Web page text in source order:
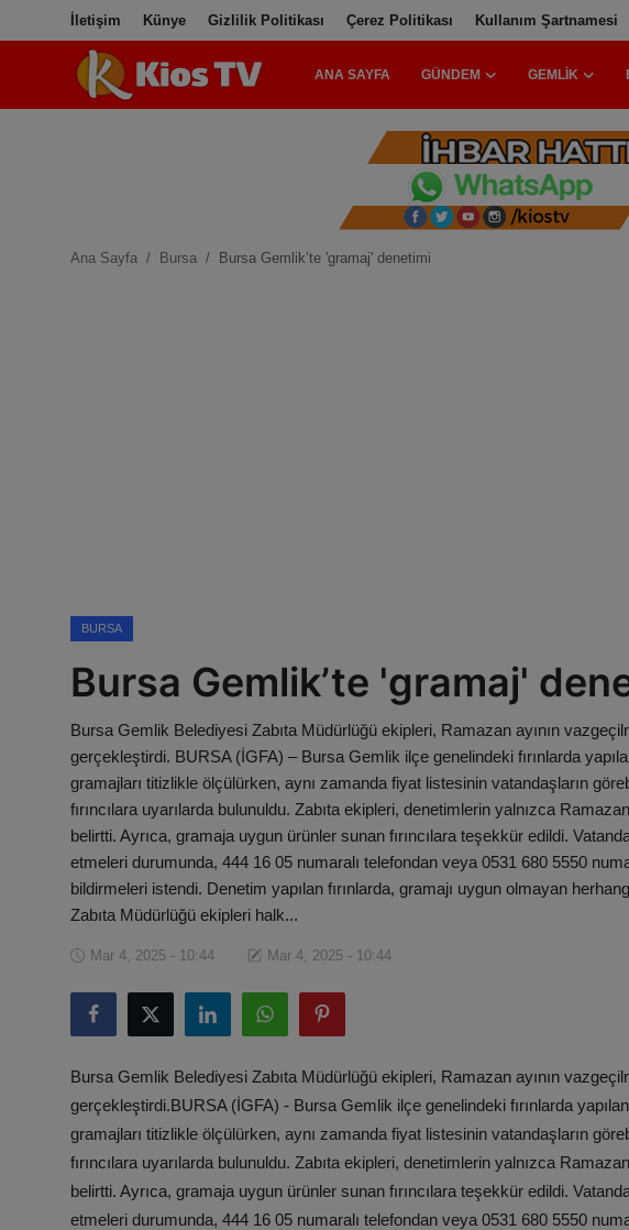
İletişim Künye Gizlilik Politikası Çerez Politikası Kullanım Şartnamesi
ANA SAYFA GÜNDEM GEMLIK
Gemlik
Köşe Yazıları
Gizlilik Politikası
Çerez Politikası
Kullanım Şartnamesi
Veri Politikası
Ana Sayfa Bursa Bursa Gemlik’te 'gramaj' denetimi
BURSA
Bursa Gemlik’te 'gramaj'
Bursa Gemlik Belediyesi Zabıta Müdürlüğü ekipleri, Ramazan ayının
gerçekleştirdi. BURSA (İGFA) – Bursa Gemlik ilçe genelindeki fırınlarda
gramajları titizlikle ölçülürken, aynı zamanda fiyat listesinin vatandaşların
fırıncılara uyarılarda bulunuldu. Zabıta ekipleri, denetimlerin yalnızca
belirtti. Ayrıca, gramaja uygun ürünler sunan fırıncılara teşekkür edildi.
etmeleri durumunda, 444 16 05 numaralı telefondan veya 0531 680 5550
bildirmeleri istendi. Denetim yapılan fırınlarda, gramajı uygun olmayan
Zabıta Müdürlüğü ekipleri halk...
Mar 4, 2025 - 10:44 Mar 4, 2025 - 10:44
Bursa Gemlik Belediyesi Zabıta Müdürlüğü ekipleri, Ramazan ayının
gerçekleştirdi.BURSA (İGFA) - Bursa Gemlik ilçe genelindeki fırınlarda
gramajları titizlikle ölçülürken, aynı zamanda fiyat listesinin vatandaşların
fırıncılara uyarılarda bulunuldu. Zabıta ekipleri, denetimlerin yalnızca
belirtti. Ayrıca, gramaja uygun ürünler sunan fırıncılara teşekkür edildi.
etmeleri durumunda, 444 16 05 numaralı telefondan veya 0531 680 5550